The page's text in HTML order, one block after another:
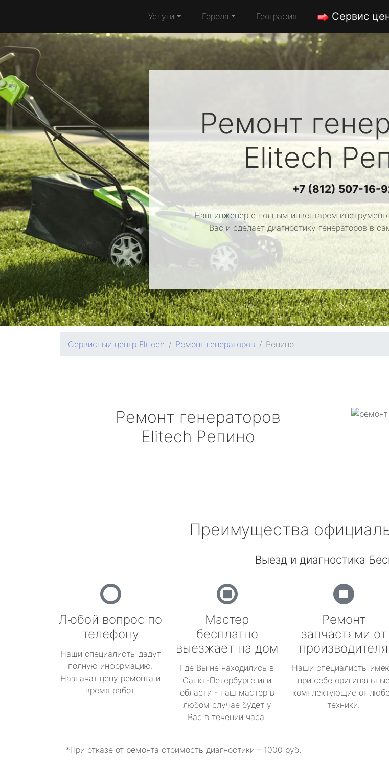
Услуги Города География Сервис
Ремонт
Elitech
+7 (812) 507-16-
Наш инженер с полным инвентарем
Вас и сделает диагностику генераторов в
Сервисный центр Elitech Ремонт генераторов Репино
Ремонт генераторов
Elitech Репино
Преимущества
Выезд и диагностика
Любой вопрос по
телефону
Наши специалисты дадут
полную информацию.
Назначат цену ремонта и
время работ.
Мастер
бесплатно
выезжает на дом
Где Вы не находились в
Санкт-Петербурге или
области - наш мастер в
любом случае будет у
Вас в течении часа.
Ремонт
запчастями от
производителя
Наши специалисты
при себе
комплектующие от
техники.
*При отказе от ремонта стоимость диагностики – 1000 руб.